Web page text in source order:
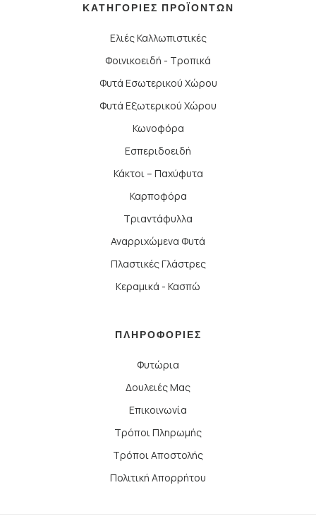
ΚΑΤΗΓΟΡΙΕΣ ΠΡΟΪΟΝΤΩΝ
Ελιές Καλλωπιστικές
Φοινικοειδή - Τροπικά
Φυτά Εσωτερικού Χώρου
Φυτά Εξωτερικού Χώρου
Κωνοφόρα
Εσπεριδοειδή
Κάκτοι – Παχύφυτα
Καρποφόρα
Τριαντάφυλλα
Αναρριχώμενα Φυτά
Πλαστικές Γλάστρες
Κεραμικά - Κασπώ
ΠΛΗΡΟΦΟΡΙΕΣ
Φυτώρια
Δουλειές Μας
Επικοινωνία
Τρόποι Πληρωμής
Τρόποι Αποστολής
Πολιτική Απορρήτου